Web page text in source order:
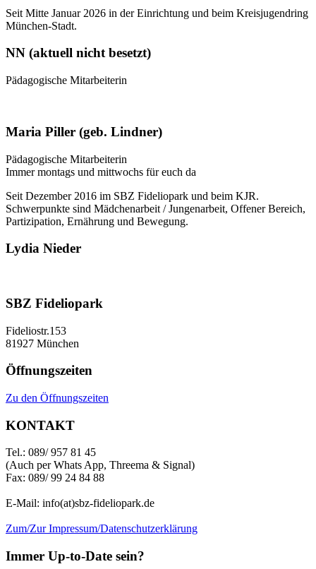
Seit Mitte Januar 2026 in der Einrichtung und beim Kreisjugendring
München-Stadt.
NN (aktuell nicht besetzt)
Pädagogische Mitarbeiterin
Maria Piller (geb. Lindner)
Pädagogische Mitarbeiterin
Immer montags und mittwochs für euch da
Seit Dezember 2016 im SBZ Fideliopark und beim KJR.
Schwerpunkte sind Mädchenarbeit / Jungenarbeit, Offener Bereich,
Partizipation, Ernährung und Bewegung.
Lydia Nieder
SBZ Fideliopark
Fideliostr.153
81927 München
Öffnungszeiten
Zu den Öffnungszeiten
KONTAKT
Tel.: 089/ 957 81 45
(Auch per Whats App, Threema & Signal)
Fax: 089/ 99 24 84 88
E-Mail: info(at)sbz-fideliopark.de
Zum/Zur Impressum/Datenschutzerklärung
Immer Up-to-Date sein?